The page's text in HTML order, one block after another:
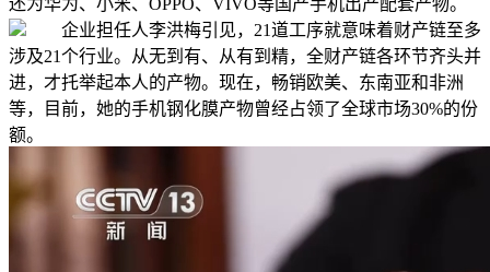
还为华为、小米、OPPO、VIVO等国产手机出产配套产物。
企业担任人李洪梅引见，21道工序就意味着财产链至多
涉及21个行业。从无到有、从有到精，全财产链各环节齐头并
进，才托举起本人的产物。现在，畅销欧美、东南亚和非洲
等，目前，她的手机钢化膜产物曾经占领了全球市场30%的份
额。